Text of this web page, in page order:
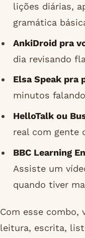
lições diárias,
gramática
AnkiDroid pra
dia revisando
Elsa Speak pra
minutos
HelloTalk ou
real com gente
BBC Learning
Assiste um
quando tiver
Com esse combo,
leitura, escrita,